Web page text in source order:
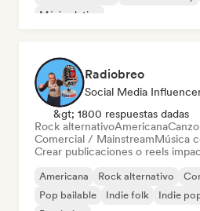
Música latina
Radiobreo
Social Media
&gt; 1800 respuestas dadas
Rock alternativoAmericana
Comercial / MainstreamMúsica
Crear publicaciones o reels
Americana Rock alternativo
Pop bailable
Indie folk Indie